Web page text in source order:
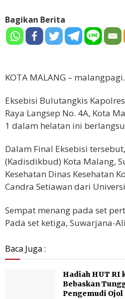
Bagikan Berita
KOTA MALANG –
Eksebisi Bulutangkis
Raya Langsep No. 4A, Kota
1 dalam helatan ini
Dalam Final Eksebisi
(Kadisdikbud) Kota Malang,
Kesehatan Dinas Kesehatan
Candra Setiawan dari
Sempat menang pada set
Pada set ketiga, Suwarjana-
Baca Juga :
Hadiah HUT RI
Bebaskan
Pengemudi Ojol